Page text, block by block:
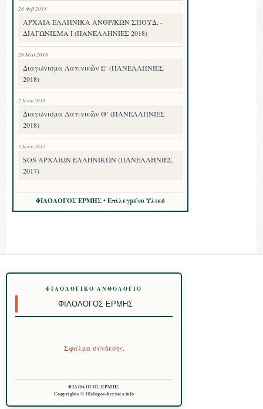
28 Φεβ 2018
ΑΡΧΑΙΑ ΕΛΛΗΝΙΚΑ ΑΝΘΡ/ΚΩΝ ΣΠΟΥΔ. -
ΔΙΑΓΩΝΙΣΜΑ I (ΠΑΝΕΛΛΗΝΙΕΣ 2018)
26 Μαΐ 2018
Διαγώνισμα Λατινικῶν Ε’ (ΠΑΝΕΛΛΗΝΙΕΣ
2018)
2 Ιουν 2018
Διαγώνισμα Λατινικῶν Θ’ (ΠΑΝΕΛΛΗΝΙΕΣ
2018)
3 Ιουν 2017
SOS ΑΡΧΑΙΩΝ ΕΛΛΗΝΙΚΩΝ (ΠΑΝΕΛΛΗΝΙΕΣ
2017)
ΦΙΛΟΛΟΓΟΣ ΕΡΜΗΣ • Επιλεγμένο Υλικό
ΦΙΛΟΛΟΓΙΚΌ ΑΝΘΟΛΌΓΙΟ
ΦΙΛΌΛΟΓΟΣ ΕΡΜΉΣ
Σφάλμα σύνδεσης.
ΦΙΛΟΛΟΓΟΣ ΕΡΜΗΣ
Copyrights © filologos-hermes.info